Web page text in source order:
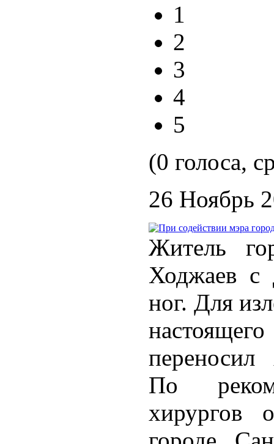
1
2
3
4
5
(0 голоса,
26 Ноябрь
Житель
Ходжаев с
ног. Для
переносил
По
хирургов